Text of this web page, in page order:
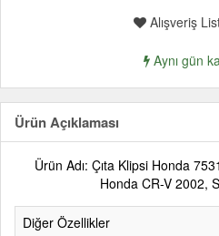
Alışveriş
Aynı gün
Ürün Açıklaması
Ürün Adı: Çıta Klipsi Honda
Honda CR-V 2002,
Diğer Özellikler